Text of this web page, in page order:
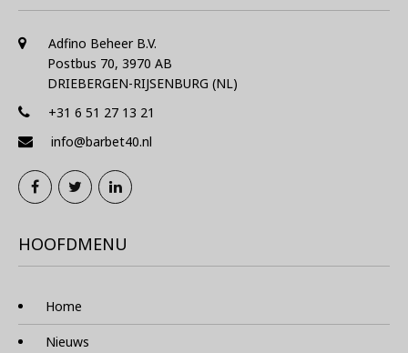
Adfino Beheer B.V.
Postbus 70, 3970 AB
DRIEBERGEN-RIJSENBURG (NL)
+31 6 51 27 13 21
info@barbet40.nl
HOOFDMENU
Home
Nieuws